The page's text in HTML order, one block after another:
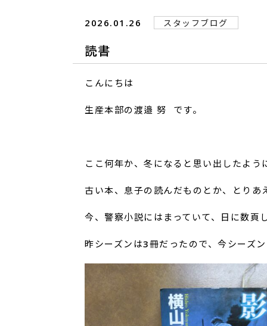
2026.01.26 スタッフブログ
読書
こんにちは
生産本部の渡邉 努 です。
ここ何年か、冬になると思い出したよう
古い本、息子の読んだものとか、とりあ
今、警察小説にはまっていて、日に数頁
昨シーズンは3冊だったので、今シーズ